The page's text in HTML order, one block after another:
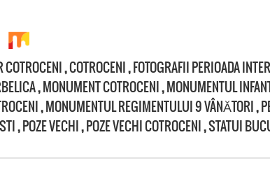
COTROCENI,COTROCENI,FOTOGRAFII PERIOADA
,MONUMENT COTROCENI,MONUMENTUL
,MONUMENTUL REGIMENTULUI 9 VÂNĂTORI,
,POZE VECHI,POZE VECHI COTROCENI,STATUI